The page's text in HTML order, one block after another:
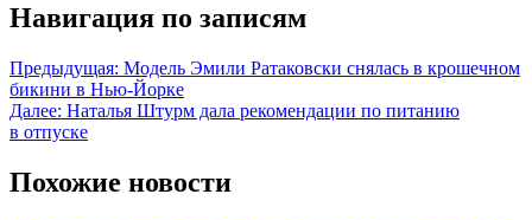
Навигация по записям
Предыдущая: Модель Эмили Ратаковски снялась в крошечном
бикини в Нью-Йорке
Далее: Наталья Штурм дала рекомендации по питанию
в отпуске
Похожие новости